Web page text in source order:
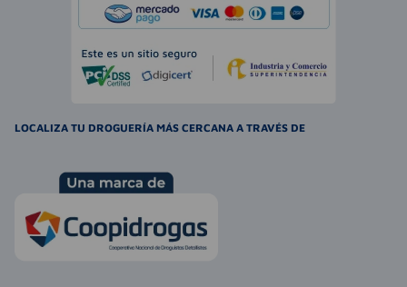
LOCALIZA TU DROGUERÍA MÁS CERCANA A TRAVÉS DE